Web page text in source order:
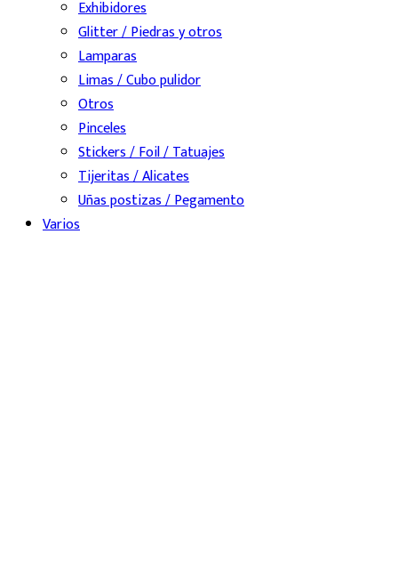
Exhibidores
Glitter / Piedras y otros
Lamparas
Limas / Cubo pulidor
Otros
Pinceles
Stickers / Foil / Tatuajes
Tijeritas / Alicates
Uñas postizas / Pegamento
Varios